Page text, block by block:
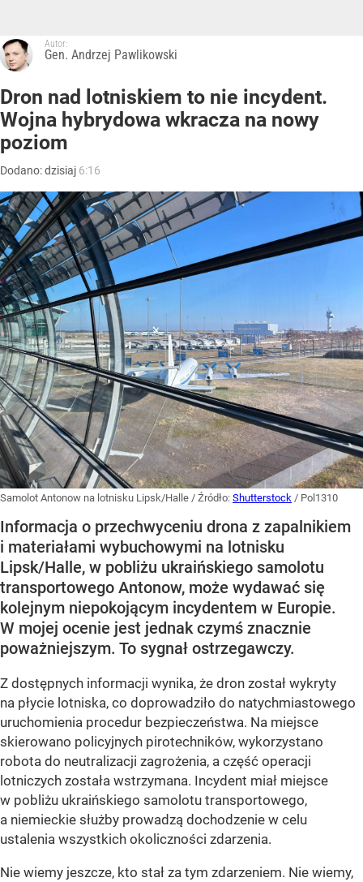
Autor:
Gen. Andrzej Pawlikowski
Dron nad lotniskiem to nie incydent.
Wojna hybrydowa wkracza na nowy
poziom
Dodano:dzisiaj 6:16
Samolot Antonow na lotnisku Lipsk/Halle / Źródło: Shutterstock / Pol1310
Informacja o przechwyceniu drona z zapalnikiem
i materiałami wybuchowymi na lotnisku
Lipsk/Halle, w pobliżu ukraińskiego samolotu
transportowego Antonow, może wydawać się
kolejnym niepokojącym incydentem w Europie.
W mojej ocenie jest jednak czymś znacznie
poważniejszym. To sygnał ostrzegawczy.
Z dostępnych informacji wynika, że dron został wykryty
na płycie lotniska, co doprowadziło do natychmiastowego
uruchomienia procedur bezpieczeństwa. Na miejsce
skierowano policyjnych pirotechników, wykorzystano
robota do neutralizacji zagrożenia, a część operacji
lotniczych została wstrzymana. Incydent miał miejsce
w pobliżu ukraińskiego samolotu transportowego,
a niemieckie służby prowadzą dochodzenie w celu
ustalenia wszystkich okoliczności zdarzenia.
Nie wiemy jeszcze, kto stał za tym zdarzeniem. Nie wiemy,